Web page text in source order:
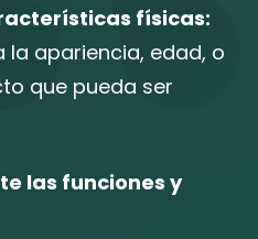
físicas:
la apariencia, edad, o
que pueda ser
las funciones y